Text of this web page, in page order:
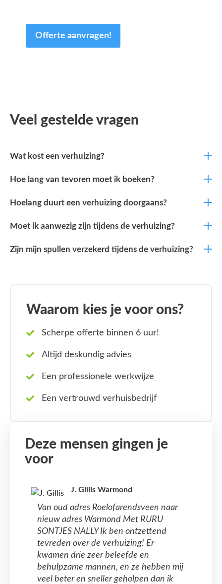
Offerte aanvragen!
Veel gestelde vragen
Wat kost een verhuizing?
Hoe lang van tevoren moet ik boeken?
Hoelang duurt een verhuizing doorgaans?
Moet ik aanwezig zijn tijdens de verhuizing?
Zijn mijn spullen verzekerd tijdens de verhuizing?
Waarom kies je voor ons?
Scherpe offerte binnen 6 uur!
Altijd deskundig advies
Een professionele werkwijze
Een vertrouwd verhuisbedrijf
Deze mensen gingen je
voor
J. Gillis Warmond
Van oud adres Roelofarendsveen naar
nieuw adres Warmond Met RURU
SONTJES NALLY Ik ben ontzettend
tevreden over de verhuizing! Er
kwamen drie zeer beleefde en
behulpzame mannen, en ze hebben mij
veel beter en sneller geholpen dan ik